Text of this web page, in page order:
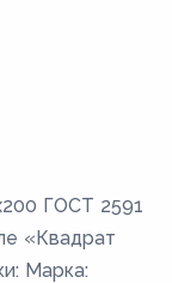
ГОСТ 2591
«Квадрат
Марка: